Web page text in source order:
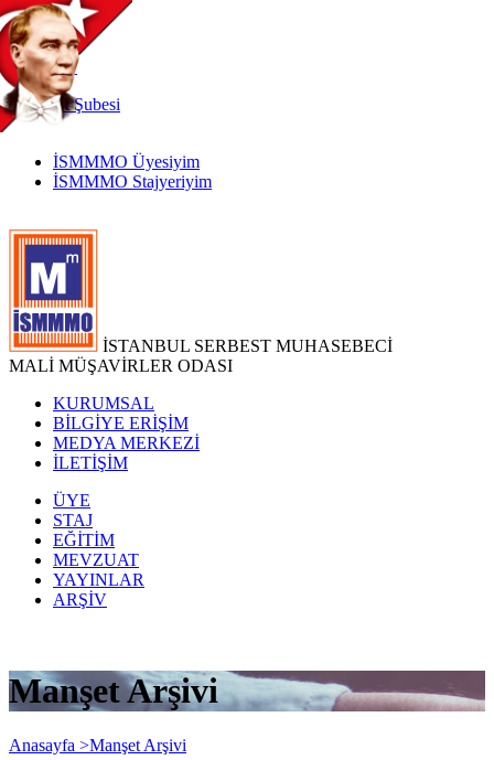
TR
|
EN
İnternetŞubesi
İSMMMO Üyesiyim
İSMMMO Stajyeriyim
İSTANBUL SERBEST MUHASEBECİ
MALİ MÜŞAVİRLER ODASI
KURUMSAL
BİLGİYE ERİŞİM
MEDYA MERKEZİ
İLETİŞİM
ÜYE
STAJ
EĞİTİM
MEVZUAT
YAYINLAR
ARŞİV
Manşet Arşivi
Anasayfa >Manşet Arşivi